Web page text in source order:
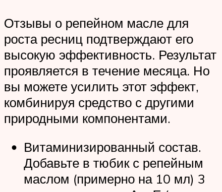
Отзывы о репейном масле для
роста ресниц подтверждают его
высокую эффективность. Результат
проявляется в течение месяца. Но
вы можете усилить этот эффект,
комбинируя средство с другими
природными компонентами.
Витаминизированный состав.
Добавьте в тюбик с репейным
маслом (примерно на 10 мл) 3